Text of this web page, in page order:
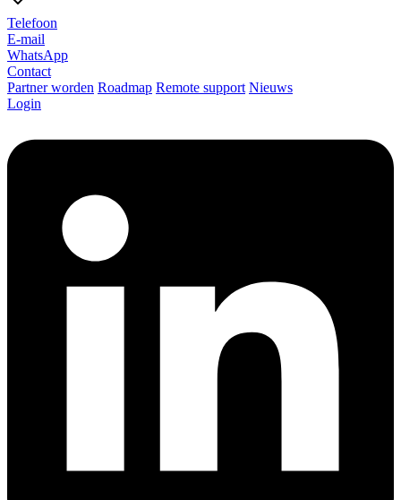
Telefoon
E-mail
WhatsApp
Contact
Partner worden Roadmap Remote support Nieuws
Login